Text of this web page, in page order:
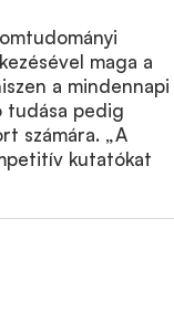
maga a
a mindennapi
tudása pedig
számára. „A
kutatókat